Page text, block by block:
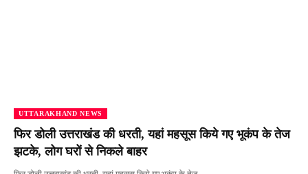
UTTARAKHAND NEWS
फिर डोली उत्तराखंड की धरती, यहां महसूस किये गए भूकंप के तेज
झटके, लोग घरों से निकले बाहर